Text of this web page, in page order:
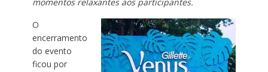
O
encerramento
do evento
ficou por